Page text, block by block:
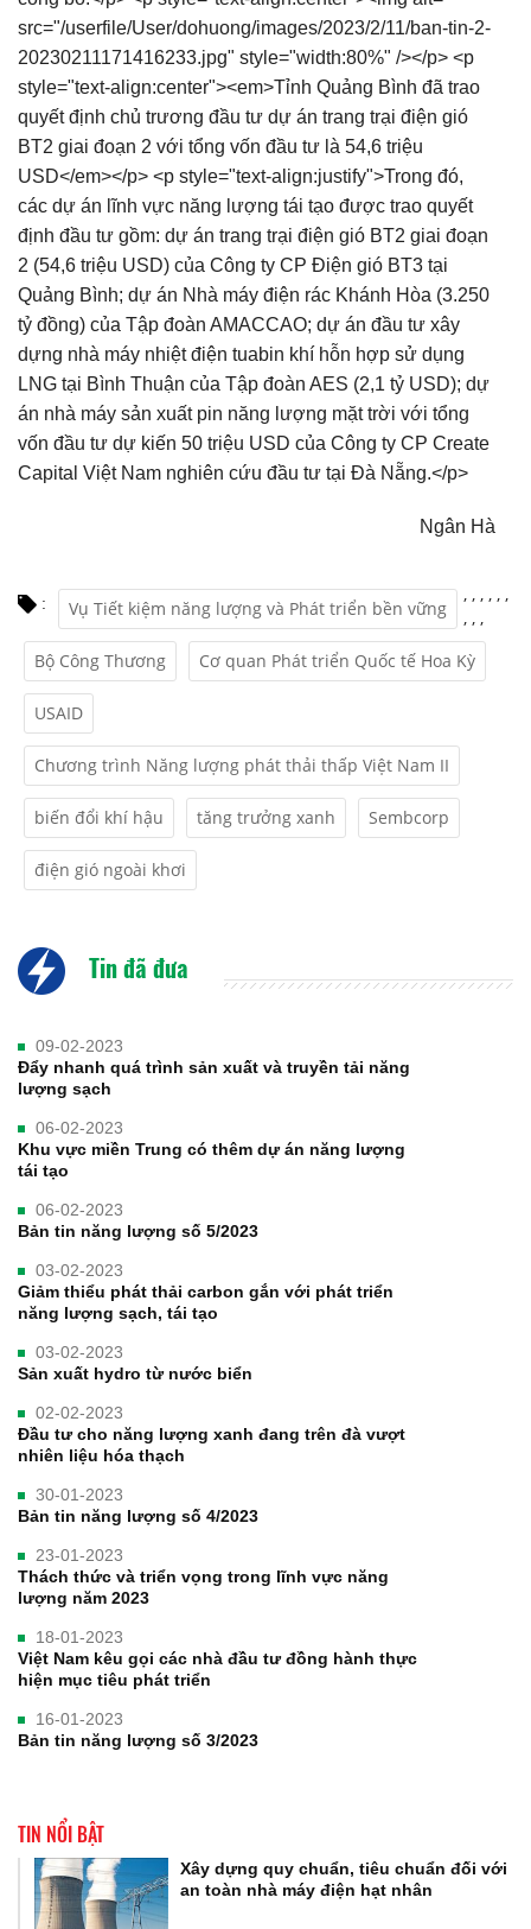
src="/userfile/User/dohuong/images/2023/2/11/ban-tin-2-
20230211171416233.jpg" style="width:80%" /></p> <p
style="text-align:center"><em>Tỉnh Quảng Bình đã trao
quyết định chủ trương đầu tư dự án trang trại điện gió
BT2 giai đoạn 2 với tổng vốn đầu tư là 54,6 triệu
USD</em></p> <p style="text-align:justify">Trong đó,
các dự án lĩnh vực năng lượng tái tạo được trao quyết
định đầu tư gồm: dự án trang trại điện gió BT2 giai đoạn
2 (54,6 triệu USD) của Công ty CP Điện gió BT3 tại
Quảng Bình; dự án Nhà máy điện rác Khánh Hòa (3.250
tỷ đồng) của Tập đoàn AMACCAO; dự án đầu tư xây
dựng nhà máy nhiệt điện tuabin khí hỗn hợp sử dụng
LNG tại Bình Thuận của Tập đoàn AES (2,1 tỷ USD); dự
án nhà máy sản xuất pin năng lượng mặt trời với tổng
vốn đầu tư dự kiến 50 triệu USD của Công ty CP Create
Capital Việt Nam nghiên cứu đầu tư tại Đà Nẵng.</p>
Ngân Hà
: Vụ Tiết kiệm năng lượng và Phát triển bền vững
,
Bộ Công Thương
,
Cơ quan Phát triển Quốc tế Hoa Kỳ
,
USAID
,
Chương trình Năng lượng phát thải thấp Việt Nam II
,
biến đổi khí hậu
,
tăng trưởng xanh
,
Sembcorp
,
điện gió ngoài khơi
,
Tin đã đưa
09-02-2023
Đẩy nhanh quá trình sản xuất và truyền tải năng
lượng sạch
06-02-2023
Khu vực miền Trung có thêm dự án năng lượng
tái tạo
06-02-2023
Bản tin năng lượng số 5/2023
03-02-2023
Giảm thiểu phát thải carbon gắn với phát triển
năng lượng sạch, tái tạo
03-02-2023
Sản xuất hydro từ nước biển
02-02-2023
Đầu tư cho năng lượng xanh đang trên đà vượt
nhiên liệu hóa thạch
30-01-2023
Bản tin năng lượng số 4/2023
23-01-2023
Thách thức và triển vọng trong lĩnh vực năng
lượng năm 2023
18-01-2023
Việt Nam kêu gọi các nhà đầu tư đồng hành thực
hiện mục tiêu phát triển
16-01-2023
Bản tin năng lượng số 3/2023
TIN NỔI BẬT
Xây dựng quy chuẩn, tiêu chuẩn đối với
an toàn nhà máy điện hạt nhân